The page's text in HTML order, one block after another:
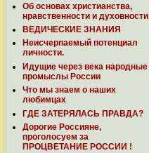
Об основах христианства,
нравственности и духовности
ВЕДИЧЕСКИЕ ЗНАНИЯ
Неисчерпаемый потенциал
личности.
Идущие через века народные
промыслы России
Что мы знаем о наших
любимцах
ГДЕ ЗАТЕРЯЛАСЬ ПРАВДА?
Дорогие Россияне,
проголосуем за
ПРОЦВЕТАНИЕ РОССИИ !